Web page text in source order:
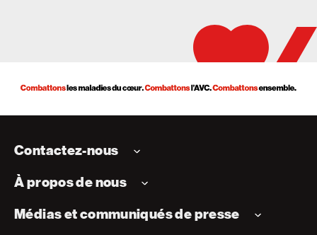
Contactez-nous
À propos de nous
Médias et communiqués de presse